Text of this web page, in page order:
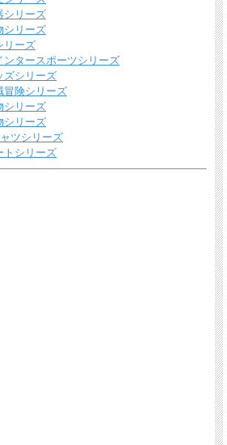
ギフト袋にお入れして本革製のチャームをお付けし
ング（透明の袋の上に金色のギフトシール付き）い
シリーズ
シリーズ
リーズ
タースポーツシリーズ
ズシリーズ
冒険シリーズ
シリーズ
シリーズ
ツシリーズ
トシリーズ